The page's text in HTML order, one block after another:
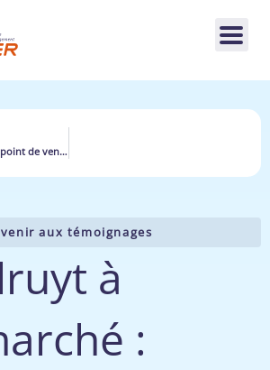
Performance du point de vente : pourquoi la formation est clé
aux témoignages
à
: